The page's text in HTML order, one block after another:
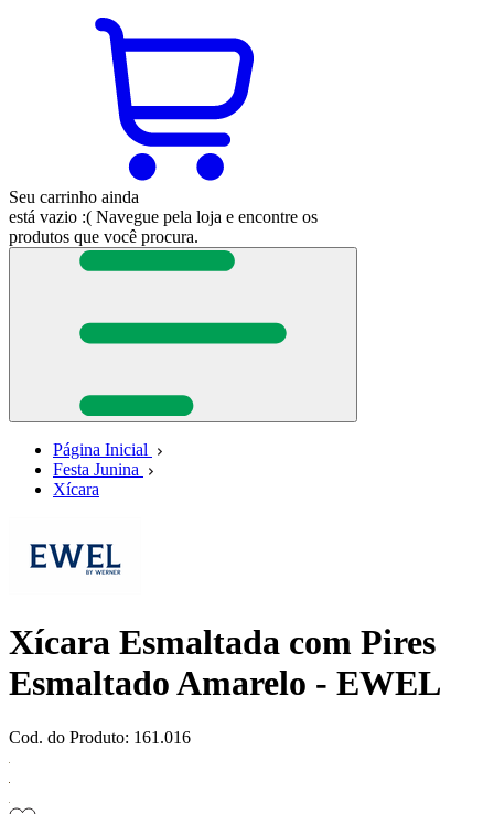
Seu carrinho ainda
está vazio :( Navegue pela loja e encontre os
produtos que você procura.
Página Inicial
Festa Junina
Xícara
Xícara Esmaltada com Pires
Esmaltado Amarelo - EWEL
Cod. do Produto: 161.016